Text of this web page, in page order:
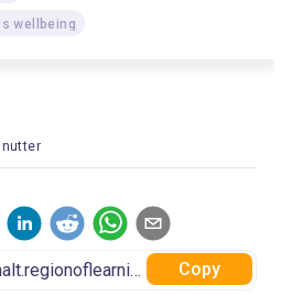
wellbeing
Copy